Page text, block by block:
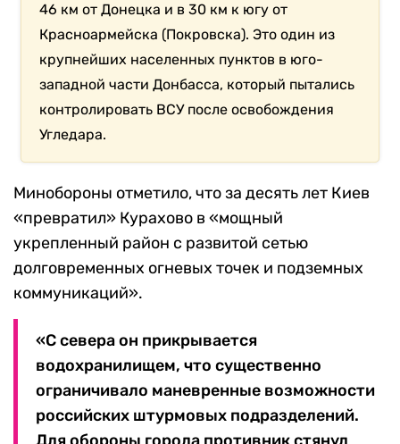
46 км от Донецка и в 30 км к югу от
Красноармейска (Покровска). Это один из
крупнейших населенных пунктов в юго-
западной части Донбасса, который пытались
контролировать ВСУ после освобождения
Угледара.
Минобороны отметило, что за десять лет Киев
«превратил» Курахово в «мощный
укрепленный район с развитой сетью
долговременных огневых точек и подземных
коммуникаций».
«С севера он прикрывается
водохранилищем, что существенно
ограничивало маневренные возможности
российских штурмовых подразделений.